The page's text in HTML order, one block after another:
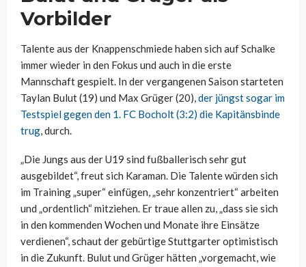
Vorbilder
Talente aus der Knappenschmiede haben sich auf Schalke
immer wieder in den Fokus und auch in die erste
Mannschaft gespielt. In der vergangenen Saison starteten
Taylan Bulut (19) und Max Grüger (20),der jüngst sogar im
Testspiel gegen den 1. FC Bocholt (3:2) die Kapitänsbinde
trug, durch.
„Die Jungs aus der U19 sind fußballerisch sehr gut
ausgebildet“, freut sich Karaman. Die Talente würden sich
im Training „super“ einfügen, „sehr konzentriert“ arbeiten
und „ordentlich“ mitziehen. Er traue allen zu, „dass sie sich
in den kommenden Wochen und Monate ihre Einsätze
verdienen“, schaut der gebürtige Stuttgarter optimistisch
in die Zukunft. Bulut und Grüger hätten „vorgemacht, wie